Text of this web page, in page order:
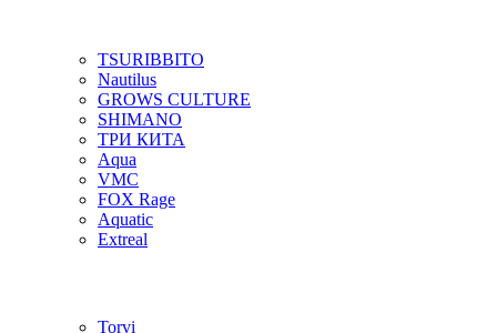
TSURIBBITO
Nautilus
GROWS CULTURE
SHIMANO
ТРИ КИТА
Aqua
VMC
FOX Rage
Aquatic
Extreal
Torvi